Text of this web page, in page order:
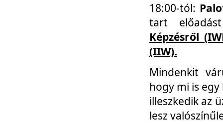
18:00-tól:
tart
Képzésről
(IIW).
Mindenkit
hogy mi is
illeszkedik az
lesz